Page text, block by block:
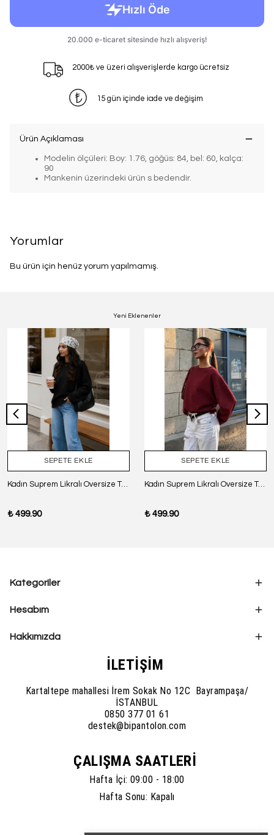
2000₺ ve üzeri alışverişlerde kargo ücretsiz
15 gün içinde iade ve değişim
Ürün Açıklaması
Modelin ölçüleri: Boy: 1.76, göğüs: 84, bel: 60, kalça:
90
Mankenin üzerindeki ürün s bedendir.
Yorumlar
Bu ürün için henüz yorum yapılmamış.
Yeni Eklenenler
SEPETE EKLE
Kadın Suprem Likralı Oversize T-Shirt - SİYAH
₺ 499.90
SEPETE EKLE
Kadın Suprem Likralı Oversize T-Shirt - BORDO
₺ 499.90
Kategoriler
Hesabım
Hakkımızda
İLETİŞİM
Kartaltepe mahallesi İrem Sokak No 12C Bayrampaşa/
İSTANBUL
0850 377 01 61
destek@bipantolon.com
ÇALIŞMA SAATLERİ
Hafta İçi: 09:00 - 18:00
Hafta Sonu: Kapalı